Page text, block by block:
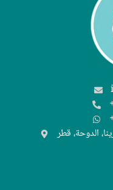
الدوحة، قطر